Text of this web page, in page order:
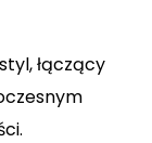
łączący